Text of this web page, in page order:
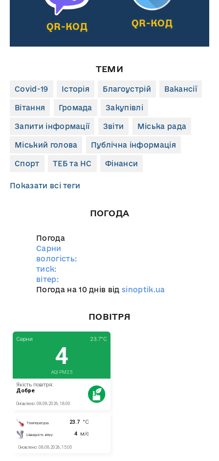
QR-КОД QR-КОД
ТЕМИ
Covid-19 Історія Благоустрій Вакансії
Вітання Громада Закупівлі
Запити інформації Звіти Міська рада
Міський голова Публічна інформація
Спорт ТЕБ та НС Фінанси
Показати всі теги
ПОГОДА
Погода
Сарни
вологість:
тиск:
вітер:
Погода на 10 днів відsinoptik.ua
ПОВІТРЯ